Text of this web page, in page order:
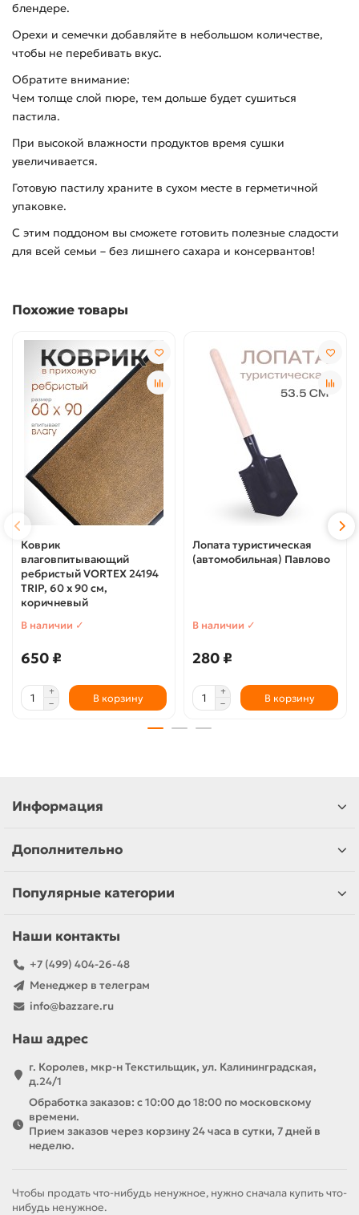
блендере.
Орехи и семечки добавляйте в небольшом количестве,
чтобы не перебивать вкус.
Обратите внимание:
Чем толще слой пюре, тем дольше будет сушиться
пастила.
При высокой влажности продуктов время сушки
увеличивается.
Готовую пастилу храните в сухом месте в герметичной
упаковке.
С этим поддоном вы сможете готовить полезные сладости
для всей семьи – без лишнего сахара и консервантов!
Похожие товары
Коврик
влаговпитывающий
ребристый VORTEX 24194
TRIP, 60 х 90 см,
коричневый
В наличии ✓
650 ₽
В корзину
Лопата туристическая
(автомобильная) Павлово
В наличии ✓
280 ₽
В корзину
Информация
Дополнительно
Популярные категории
Наши контакты
+7 (499) 404-26-48
Менеджер в телеграм
info@bazzare.ru
Наш адрес
г. Королев, мкр-н Текстильщик, ул. Калининградская,
д.24/1
Обработка заказов: с 10:00 до 18:00 по московскому
времени.
Прием заказов через корзину 24 часа в сутки, 7 дней в
неделю.
Чтобы продать что-нибудь ненужное, нужно сначала купить что-
нибудь ненужное.